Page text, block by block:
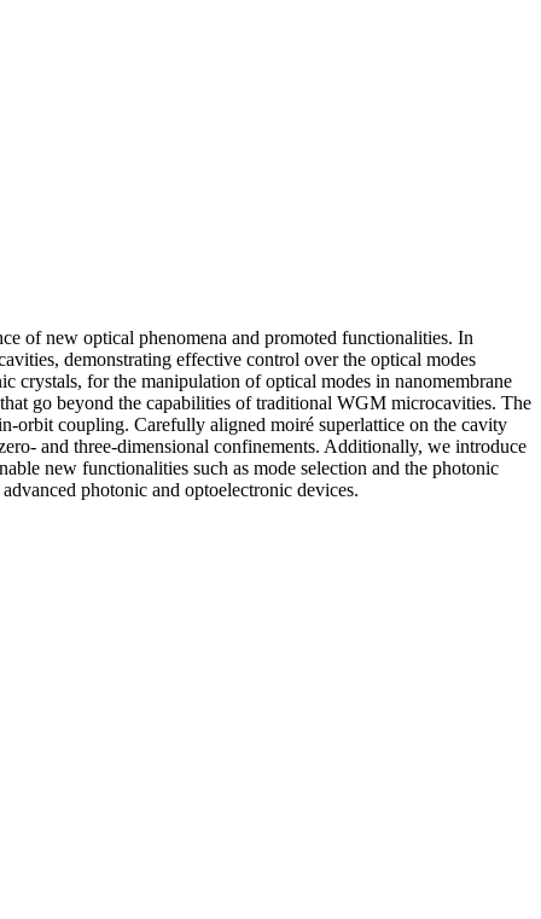
of new optical phenomena and promoted functionalities. In
demonstrating effective control over the optical modes
crystals, for the manipulation of optical modes in nanomembrane
go beyond the capabilities of traditional WGM microcavities. The
orbit coupling. Carefully aligned moiré superlattice on the cavity
and three-dimensional confinements. Additionally, we introduce
new functionalities such as mode selection and the photonic
photonic and optoelectronic devices.